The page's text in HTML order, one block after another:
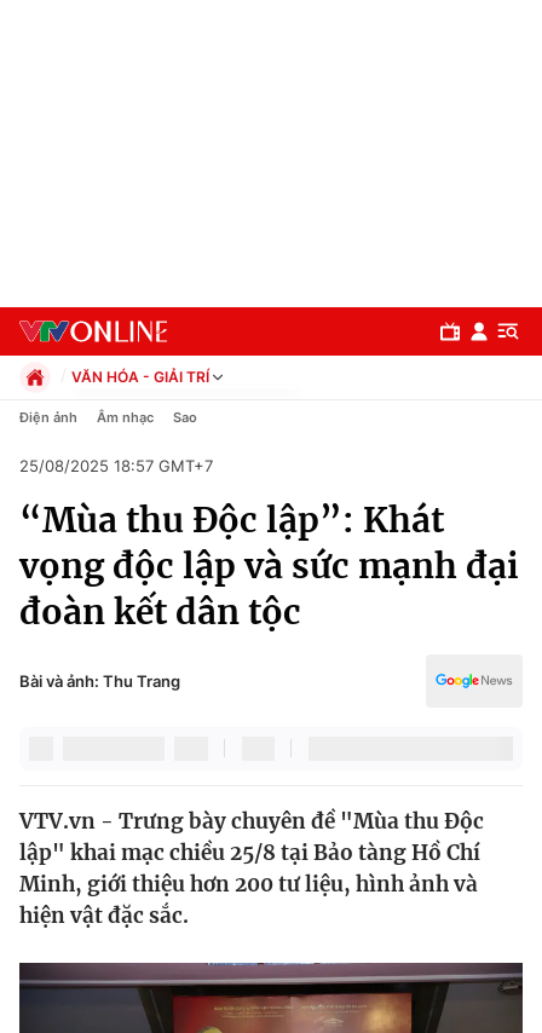
Chuyên mục
Xã hội
Pháp luật
Thế giới
Tin tức
Thế giới đó đây
Câu chuyện quốc tế
Kinh tế
Dữ liệu và đời sống
VĂN HÓA - GIẢI TRÍ
Chính trị
Pháp luật
Kinh tế
Thể thao
Truyền hình
Văn hóa - Giải trí
Công nghệ
Điện ảnh Âm nhạc Sao
25/08/2025 18:57 GMT+7
“Mùa thu Độc lập”: Khát
vọng độc lập và sức mạnh đại
đoàn kết dân tộc
Bài và ảnh: Thu Trang
VTV.vn - Trưng bày chuyên đề "Mùa thu Độc
lập" khai mạc chiều 25/8 tại Bảo tàng Hồ Chí
Minh, giới thiệu hơn 200 tư liệu, hình ảnh và
hiện vật đặc sắc.